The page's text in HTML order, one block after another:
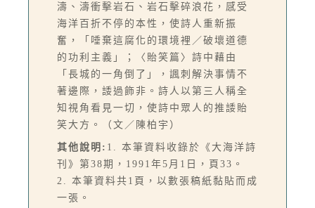
濤、濤衝擊岩石、岩石擊碎浪花，感受
海洋百折不停的本性，使詩人重新振
奮，「唾棄這腐化的環境裡／破壞道德
的功利主義」；〈貽笑篇〉詩中藉由
「長城的一角倒了」，諷刺解決事情不
著邊際，諉過飾非。詩人以第三人稱全
知視角看見一切，使詩中眾人的推諉貽
笑大方。（文／陳柏宇）
其他說明: 1. 本筆資料收錄於《大海洋詩
刊》第38期，1991年5月1日，頁33。
2. 本筆資料共1頁，以數張稿紙黏貼而成
一張。